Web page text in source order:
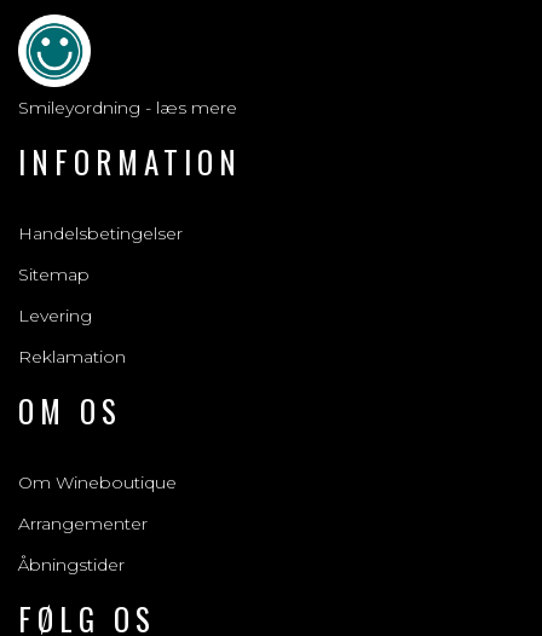
Smileyordning - læs mere
INFORMATION
Handelsbetingelser
Sitemap
Levering
Reklamation
OM OS
Om Wineboutique
Arrangementer
Åbningstider
FØLG OS